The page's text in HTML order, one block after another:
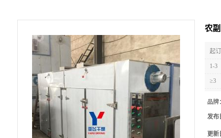
农
起
1-3
≥3
品牌
发布
更新